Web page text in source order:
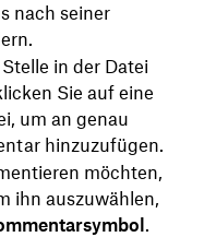
nach seiner
in der Datei
Sie auf eine
um an genau
hinzuzufügen.
möchten,
ihn auszuwählen,
.